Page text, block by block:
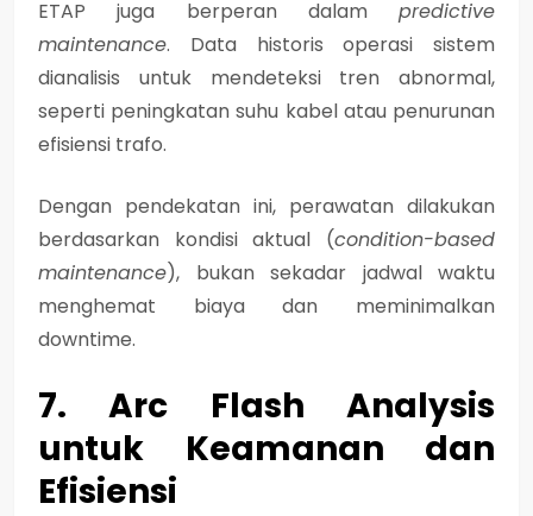
ETAP juga berperan dalam predictive
maintenance. Data historis operasi sistem
dianalisis untuk mendeteksi tren abnormal,
seperti peningkatan suhu kabel atau penurunan
efisiensi trafo.
Dengan pendekatan ini, perawatan dilakukan
berdasarkan kondisi aktual (condition-based
maintenance), bukan sekadar jadwal waktu
menghemat biaya dan meminimalkan
downtime.
7. Arc Flash Analysis
untuk Keamanan dan
Efisiensi